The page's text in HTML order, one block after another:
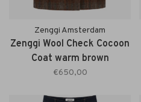
Zenggi Amsterdam
Zenggi Wool Check Cocoon
Coat warm brown
€650,00